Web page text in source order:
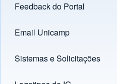
Footer menu
Feedback do Portal
Links
Email Unicamp
(opens in new tab)
Sistemas e Solicitações
(opens in new tab)